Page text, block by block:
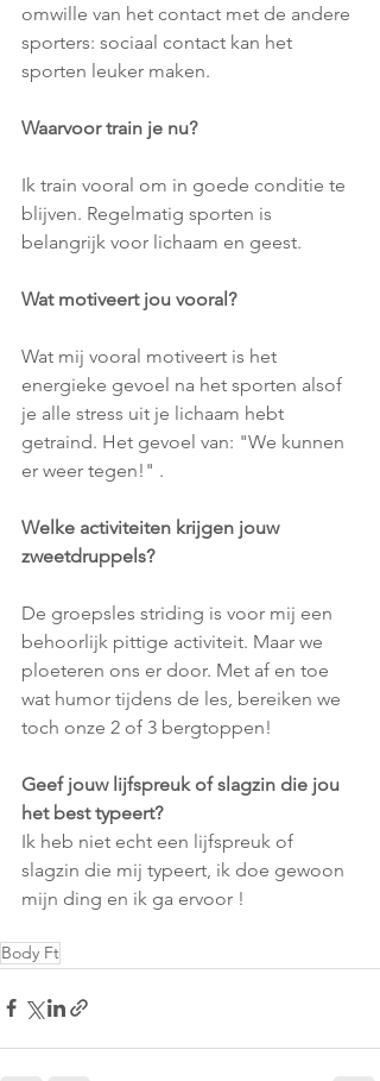
omwille van het contact met de andere
sporters: sociaal contact kan het
sporten leuker maken.
Waarvoor train je nu?
Ik train vooral om in goede conditie te
blijven. Regelmatig sporten is
belangrijk voor lichaam en geest.
Wat motiveert jou vooral?
Wat mij vooral motiveert is het
energieke gevoel na het sporten alsof
je alle stress uit je lichaam hebt
getraind. Het gevoel van: "We kunnen
er weer tegen!" .
Welke activiteiten krijgen jouw
zweetdruppels?
De groepsles striding is voor mij een
behoorlijk pittige activiteit. Maar we
ploeteren ons er door. Met af en toe
wat humor tijdens de les, bereiken we
toch onze 2 of 3 bergtoppen!
Geef jouw lijfspreuk of slagzin die jou
het best typeert?
Ik heb niet echt een lijfspreuk of
slagzin die mij typeert, ik doe gewoon
mijn ding en ik ga ervoor !
Body Ft